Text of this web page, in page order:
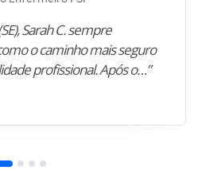
Sarah C. sempre
o caminho mais seguro
profissional. Após o…”